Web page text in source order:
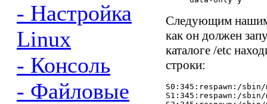
- Настройка
Linux
- Консоль
- Файловые
Следующим нашим
как он должен
каталоге /etc
строки:
S0:345:respawn:/
S1:345:respawn:/